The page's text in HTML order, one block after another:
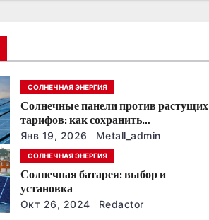
СОЛНЕЧНАЯ ЭНЕРГИЯ
Солнечные панели против растущих
тарифов: как сохранить
энергонезависимость в ближайшие
годы
Янв 19, 2026 Metall_admin
СОЛНЕЧНАЯ ЭНЕРГИЯ
Солнечная батарея: выбор и
установка
Окт 26, 2024 Redactor